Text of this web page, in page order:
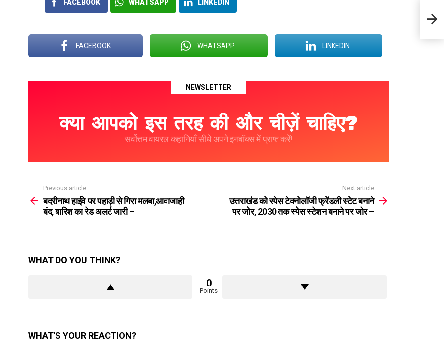
FACEBOOK WHATSAPP LINKEDIN
FACEBOOK WHATSAPP LINKEDIN
NEWSLETTER
क्या आपको इस तरह की और चीज़ें चाहिए?
सर्वोत्तम वायरल कहानियाँ सीधे अपने इनबॉक्स में प्राप्त करें!
more
Previous article
बदरीनाथ हाईवे पर पहाड़ी से गिरा मलबा,आवाजाही
बंद, बारिश का रेड अलर्ट जारी –
Next article
उत्तराखंड को स्पेस टेक्नोलॉजी फ्रेंडली स्टेट बनाने
पर जोर, 2030 तक स्पेस स्टेशन बनाने पर जोर –
WHAT DO YOU THINK?
0
Points
WHAT'S YOUR REACTION?
जोर,